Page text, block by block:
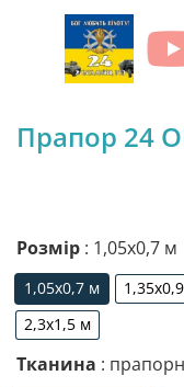
Прапор 24
Розмір : 1,05х0,7 м
1,05х0,7 м
1,05х0,7 м
2,3х1,5 м
2,3х1,5 м
Тканина :